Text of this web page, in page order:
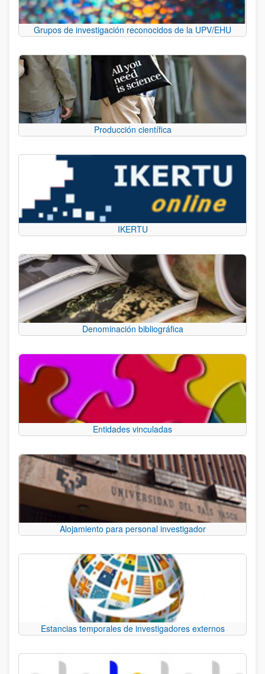
Grupos de investigación reconocidos de la UPV/EHU
Producción científica
IKERTU
Denominación bibliográfica
Entidades vinculadas
Alojamiento para personal investigador
Estancias temporales de investigadores externos